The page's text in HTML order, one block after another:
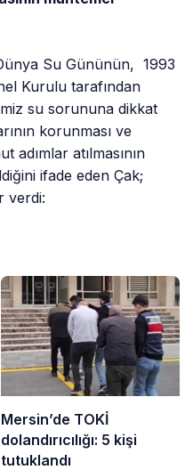
Su Gününün, 1993
Kurulu tarafından
su sorununa dikkat
korunması ve
adımlar atılmasının
ifade eden Çak;
verdi:
Mersin’de TOKİ
dolandırıcılığı: 5 kişi
tutuklandı